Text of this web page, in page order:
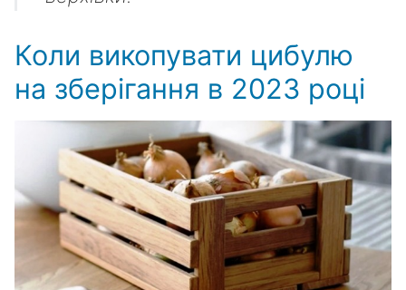
Коли викопувати цибулю
на зберігання в 2023 році